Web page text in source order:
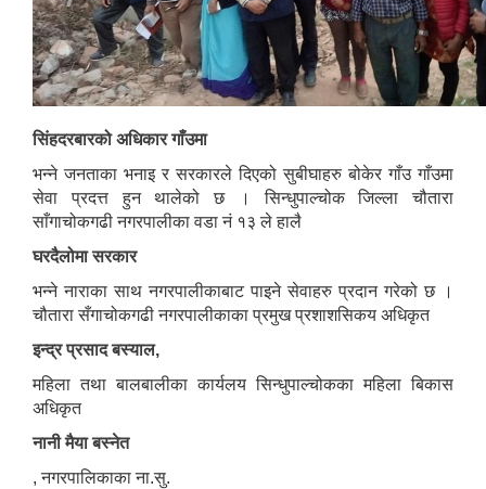
सिंहदरबारको अधिकार गाँउमा
भन्ने जनताका भनाइ र सरकारले दिएको सुबीघाहरु बोकेर गाँउ गाँउमा
सेवा प्रदत्त हुन थालेको छ । सिन्धुपाल्चोक जिल्ला चौतारा
साँगाचोकगढी नगरपालीका वडा नं १३ ले हालै
घरदैलोमा सरकार
भन्ने नाराका साथ नगरपालीकाबाट पाइने सेवाहरु प्रदान गरेको छ ।
चौतारा सँगाचोकगढी नगरपालीकाका प्रमुख प्रशाशसिकय अधिकृत
इन्द्र प्रसाद बस्याल,
महिला तथा बालबालीका कार्यलय सिन्धुपाल्चोकका महिला बिकास
अधिकृत
नानी मैया बस्नेत
, नगरपालिकाका ना.सु.